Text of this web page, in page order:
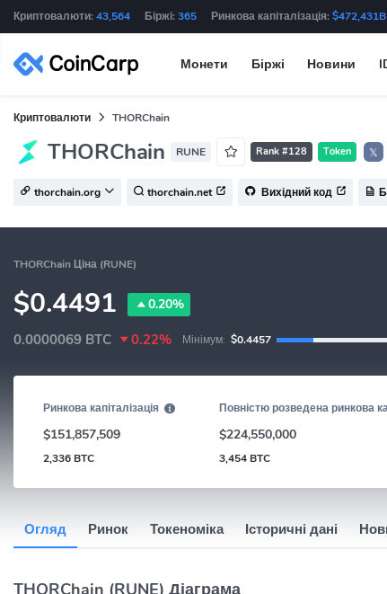
Криптовалюти: 43,564 Біржі: 365 Ринкова капіталізація: $472,431B
Монети Біржі Новини
Криптовалюти THORChain
THORChain RUNE Rank #128 Token 𝕏
thorchain.org thorchain.net Вихідний код
THORChain Ціна (RUNE)
$0.4491 0.20%
0.0000069 BTC 0.22% Мінімум: $0.4457
Ринкова капіталізація
$151,857,509
2,336 BTC
Повністю розведена ринкова
$224,550,000
3,454 BTC
Огляд Ринок Токеноміка Історичні дані
THORChain (RUNE) Діаграма